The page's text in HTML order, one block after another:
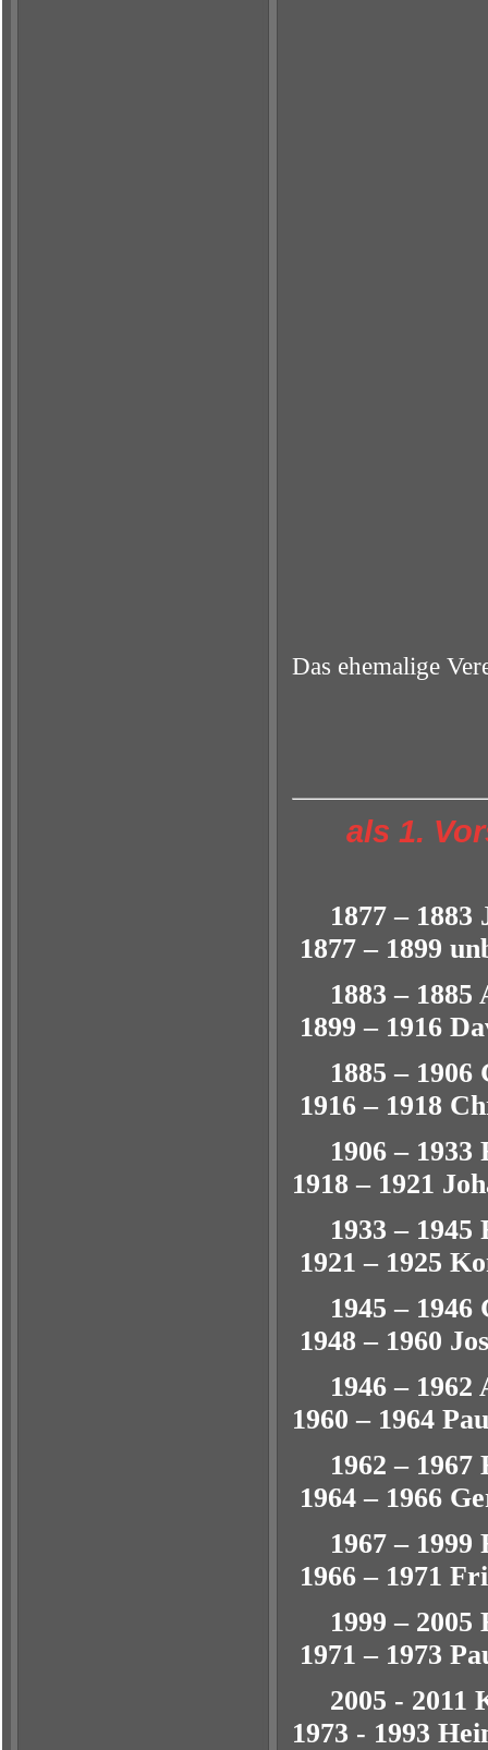
Das ehemalige
als 1.
1877
1877 – 1899
1883
1899 – 1916
1885 –
1916 – 1918
1906
1918 – 1921
1933
1921 – 1925
1945
1948 – 1960
1946
1960 – 1964
1962
1964 – 1966
1967
1966 – 1971
1999
1971 – 1973
2005 -
1973 - 1993